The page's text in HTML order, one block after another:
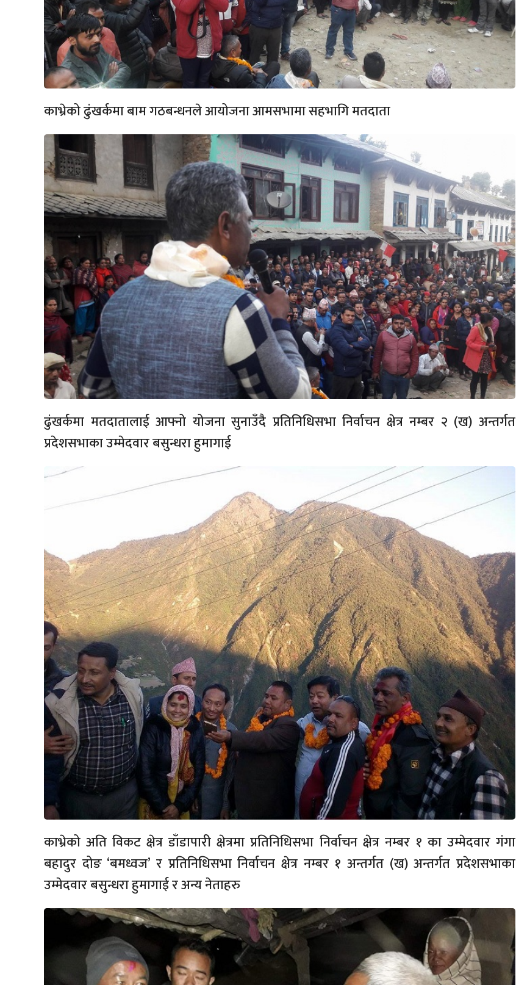
काभ्रेको ढुंखर्कमा बाम गठबन्धनले आयोजना आमसभामा सहभागि मतदाता
ढुंखर्कमा मतदातालाई आफ्नो योजना सुनाउँदै प्रतिनिधिसभा निर्वाचन क्षेत्र नम्बर २ (ख) अन्तर्गत
प्रदेशसभाका उम्मेदवार बसुन्धरा हुमागाई
काभ्रेको अति विकट क्षेत्र डाँडापारी क्षेत्रमा प्रतिनिधिसभा निर्वाचन क्षेत्र नम्बर १ का उम्मेदवार गंगा
बहादुर दोङ ‘बमध्वज’ र प्रतिनिधिसभा निर्वाचन क्षेत्र नम्बर १ अन्तर्गत (ख) अन्तर्गत प्रदेशसभाका
उम्मेदवार बसुन्धरा हुमागाई र अन्य नेताहरु